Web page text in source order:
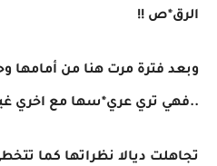
الرق*ص !!
وبعد فترة مرت هنا من أمامها
..فهي تري عري*سها مع اخري
تجاهلت ديالا نظراتها كما